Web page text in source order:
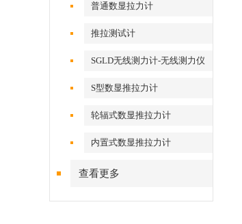
普通数显拉力计
推拉测试计
SGLD无线测力计-无线测力仪
S型数显推拉力计
轮辐式数显推拉力计
内置式数显推拉力计
查看更多